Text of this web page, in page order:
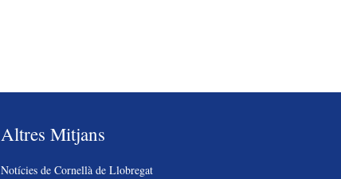
Altres Mitjans
Notícies de Cornellà de Llobregat